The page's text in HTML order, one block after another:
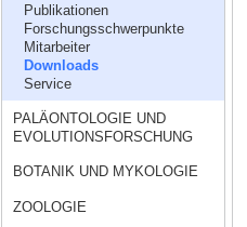
Publikationen
Forschungsschwerpunkte
Mitarbeiter
Downloads
Service
PALÄONTOLOGIE UND
EVOLUTIONSFORSCHUNG
BOTANIK UND MYKOLOGIE
ZOOLOGIE